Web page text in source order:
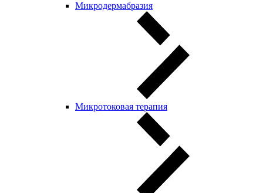
Микродермабразия
Микротоковая терапия